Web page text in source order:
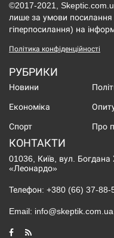
©2017-2021,
лише за умови посилання
гіперпосилання) на
Політика конфіденційності
РУБРИКИ
Новини
Економіка
Спорт Про
КОНТАКТИ
01036, Київ, вул.
«Леонардо»
Телефон: +380 (66) 37-88-
Email: info@skeptik.com.ua